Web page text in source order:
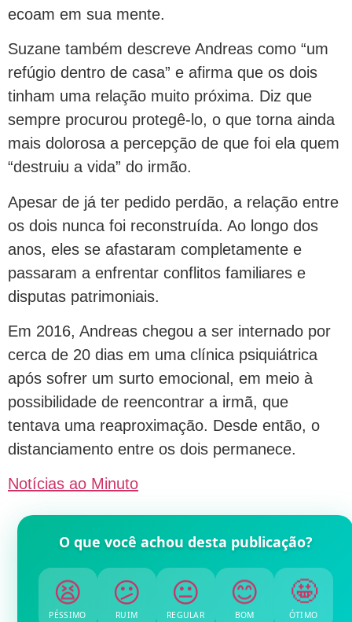
ecoam em sua mente.
Suzane também descreve Andreas como “um
refúgio dentro de casa” e afirma que os dois
tinham uma relação muito próxima. Diz que
sempre procurou protegê-lo, o que torna ainda
mais dolorosa a percepção de que foi ela quem
“destruiu a vida” do irmão.
Apesar de já ter pedido perdão, a relação entre
os dois nunca foi reconstruída. Ao longo dos
anos, eles se afastaram completamente e
passaram a enfrentar conflitos familiares e
disputas patrimoniais.
Em 2016, Andreas chegou a ser internado por
cerca de 20 dias em uma clínica psiquiátrica
após sofrer um surto emocional, em meio à
possibilidade de reencontrar a irmã, que
tentava uma reaproximação. Desde então, o
distanciamento entre os dois permanece.
Notícias ao Minuto
O que você achou desta publicação?
😫
PÉSSIMO
😕
RUIM
😐
REGULAR
😊
BOM
🤩
ÓTIMO